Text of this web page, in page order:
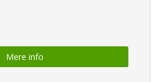
Mere info